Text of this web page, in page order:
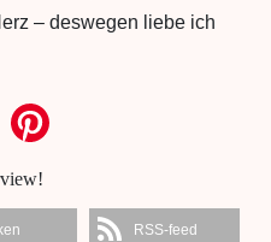
– deswegen liebe ich
RSS-feed